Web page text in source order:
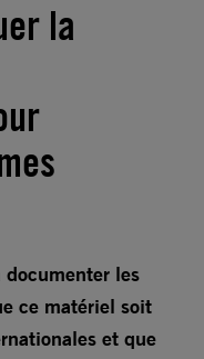
la
les
ce matériel soit
et que